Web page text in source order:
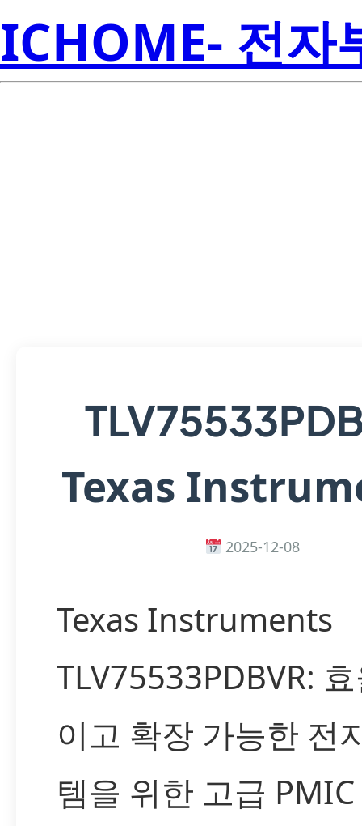
ICHOME- 전자
Texas
2025-12-08
Texas Instruments
TLV75533PDBVR:
이고 확장 가능한 전
템을 위한 고급